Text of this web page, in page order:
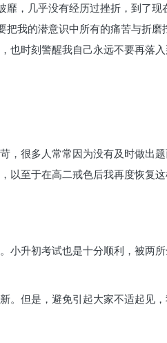
，几乎没有经历过挫折，到了现
我的潜意识中所有的痛苦与折磨
也时刻警醒我自己永远不要再落
，很多人常常因为没有及时做出
以至于在高二戒色后我再度恢复
小升初考试也是十分顺利，被两
。但是，避免引起大家不适起见